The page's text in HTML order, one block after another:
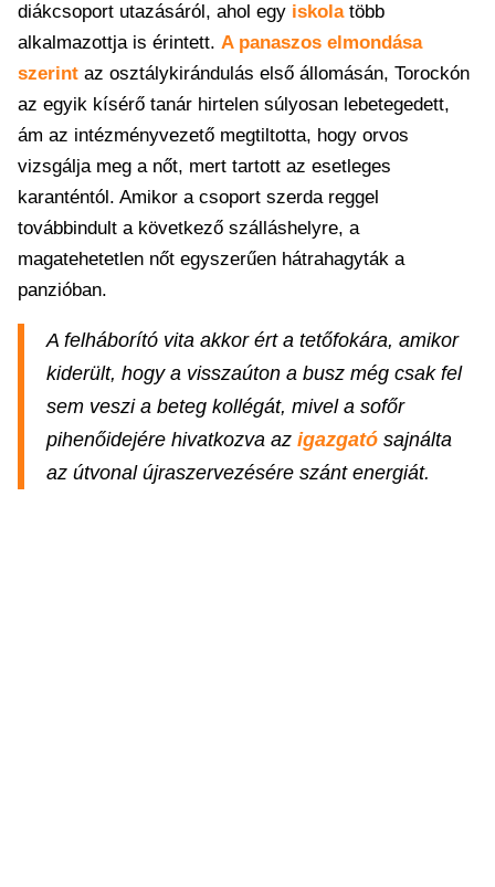
diákcsoport utazásáról, ahol egy iskolatöbb
alkalmazottja is érintett. A panaszos elmondása
szerint az osztálykirándulás első állomásán, Torockón
az egyik kísérő tanár hirtelen súlyosan lebetegedett,
ám az intézményvezető megtiltotta, hogy orvos
vizsgálja meg a nőt, mert tartott az esetleges
karanténtól. Amikor a csoport szerda reggel
továbbindult a következő szálláshelyre, a
magatehetetlen nőt egyszerűen hátrahagyták a
panzióban.
A felháborító vita akkor ért a tetőfokára, amikor
kiderült, hogy a visszaúton a busz még csak fel
sem veszi a beteg kollégát, mivel a sofőr
pihenőidejére hivatkozva az igazgató sajnálta
az útvonal újraszervezésére szánt energiát.